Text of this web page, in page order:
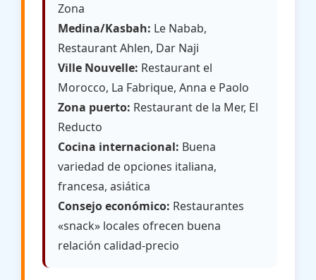
Zona
Medina/Kasbah: Le Nabab,
Restaurant Ahlen, Dar Naji
Ville Nouvelle: Restaurant el
Morocco, La Fabrique, Anna e Paolo
Zona puerto: Restaurant de la Mer, El
Reducto
Cocina internacional: Buena
variedad de opciones italiana,
francesa, asiática
Consejo económico: Restaurantes
«snack» locales ofrecen buena
relación calidad-precio